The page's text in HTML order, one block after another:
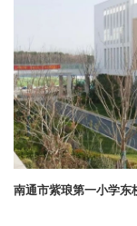
南通市紫琅第一小学